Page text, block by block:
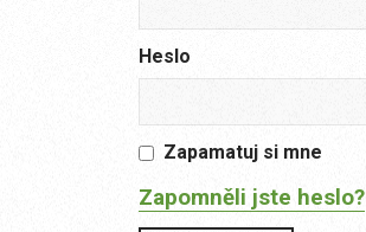
Heslo
Zapamatuj si mne
Zapomněli jste heslo?